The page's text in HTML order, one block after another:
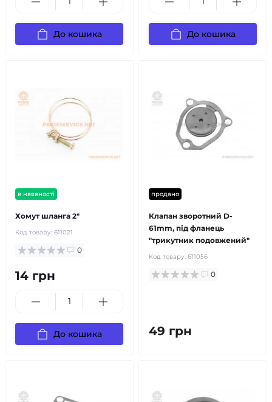
До кошика До кошика
в наявності
Хомут шланга 2"
Код товару: 611021
0
14 грн
До кошика
продано
Клапан зворотний D-
61mm, під фланець
"трикутник подовжений"
Код товару: 611056
0
49 грн